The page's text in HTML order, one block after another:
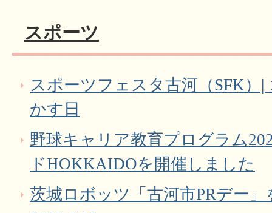
スポーツ
スポーツフェスタ古河（SFK）
かす日
野球キャリア教育プログラム
ドHOKKAIDOを開催しました
茨城ロボッツ「古河市PRデー